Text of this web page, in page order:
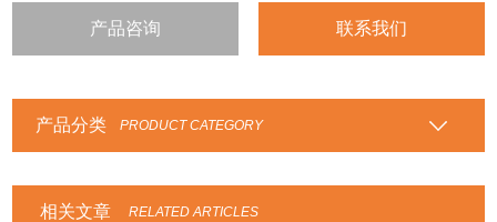
产品咨询 联系我们
产品分类 PRODUCT CATEGORY
相关文章 RELATED ARTICLES